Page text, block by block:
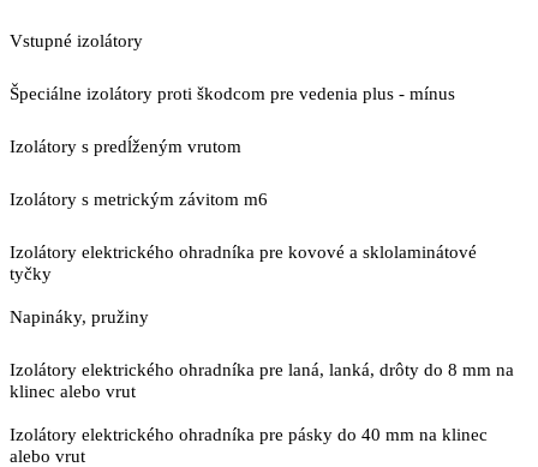
Vstupné izolátory
Špeciálne izolátory proti škodcom pre vedenia plus - mínus
Izolátory s predĺženým vrutom
Izolátory s metrickým závitom m6
Izolátory elektrického ohradníka pre kovové a sklolaminátové
tyčky
Napináky, pružiny
Izolátory elektrického ohradníka pre laná, lanká, drôty do 8 mm na
klinec alebo vrut
Izolátory elektrického ohradníka pre pásky do 40 mm na klinec
alebo vrut